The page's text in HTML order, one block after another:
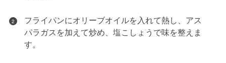
2
フライパンにオリーブオイルを入れて熱し、アス
パラガスを加えて炒め、塩こしょうで味を整えま
す。